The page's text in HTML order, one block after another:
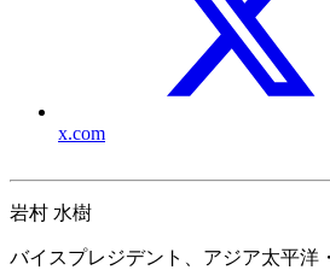
x.com
岩村 水樹
バイスプレジデント、アジア太平洋